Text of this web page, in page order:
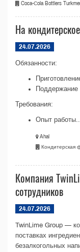
Coca-Сola Bottlers
На
24.07.2026
Обязанности:
Требования:
Опыт
Ahal
Кондитерская
Компания
сотрудников
24.07.2026
TwinLime Group —
поставках
безалкогольных